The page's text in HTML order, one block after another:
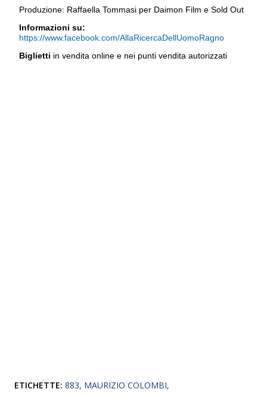
Produzione: Raffaella Tommasi per Daimon Film e Sold Out
Informazioni su:
https://www.facebook.com/AllaRicercaDellUomoRagno
Biglietti in vendita online e nei punti vendita autorizzati
ETICHETTE: 883 MAURIZIO COLOMBI